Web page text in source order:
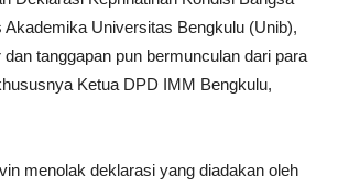
Akademika Universitas Bengkulu (Unib),
tanggapan pun bermunculan dari para
Ketua DPD IMM Bengkulu,
menolak deklarasi yang diadakan oleh